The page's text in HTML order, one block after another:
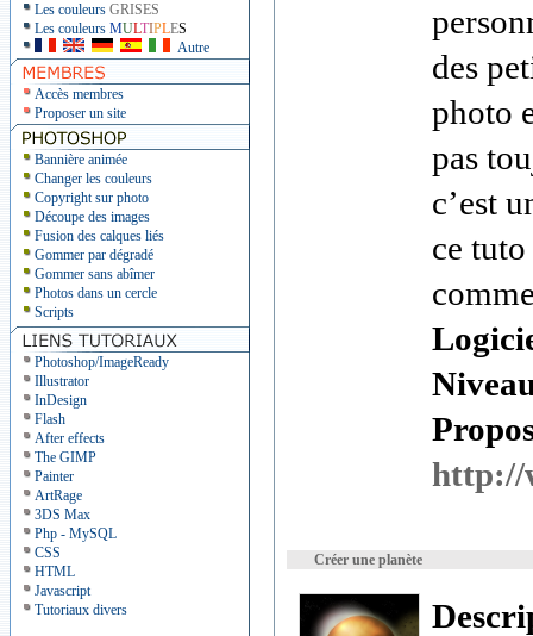
Les couleurs GRISES
Les couleurs MULTIPLES
Autre
Accès membres
Proposer un site
Bannière animée
Changer les couleurs
Copyright sur photo
Découpe des images
Fusion des calques liés
Gommer par dégradé
Gommer sans abîmer
Photos dans un cercle
Scripts
Photoshop/ImageReady
Illustrator
InDesign
Flash
After effects
The GIMP
Painter
ArtRage
3DS Max
Php - MySQL
CSS
HTML
Javascript
Tutoriaux divers
des
photo
pas
c’est
ce
http://
Créer une planète